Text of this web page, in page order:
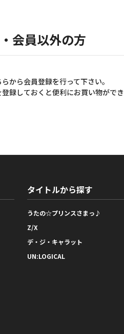
会員以外の方
から会員登録を行って下さい。
録しておくと便利にお買い物ができ
タイトルから探す
うたの☆プリンスさまっ♪
Z/X
デ・ジ・キャラット
UN:LOGICAL